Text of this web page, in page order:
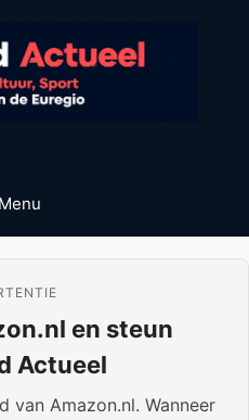
Menu
en steun
Actueel
van Amazon.nl. Wanneer